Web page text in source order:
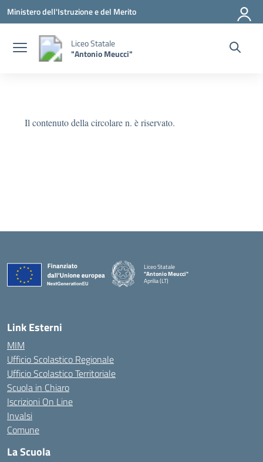
Vai ai contenuti
Vai al menu di navigazione
Vai al footer
Ministero dell'Istruzione e del Merito
Liceo Statale
"Antonio Meucci"
Il contenuto della circolare n. è riservato.
Liceo Statale
"Antonio Meucci"
Aprilia (LT)
Link Esterni
MIM
Ufficio Scolastico Regionale
Ufficio Scolastico Territoriale
Scuola in Chiaro
Iscrizioni On Line
Invalsi
Comune
La Scuola